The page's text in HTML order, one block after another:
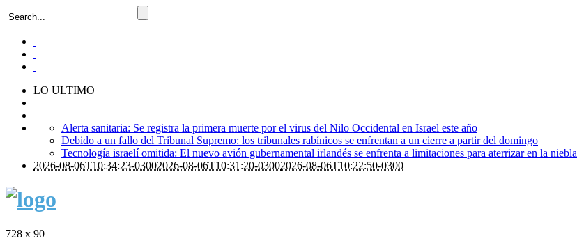
LO ULTIMO
Alerta sanitaria: Se registra la primera muerte por el virus del Nilo Occidental en Israel este año
Debido a un fallo del Tribunal Supremo: los tribunales rabínicos se enfrentan a un cierre a partir del domingo
Tecnología israelí omitida: El nuevo avión gubernamental irlandés se enfrenta a limitaciones para aterrizar en la niebla
2026-08-06T10:34:23-03002026-08-06T10:31:20-03002026-08-06T10:22:50-0300
728 x 90